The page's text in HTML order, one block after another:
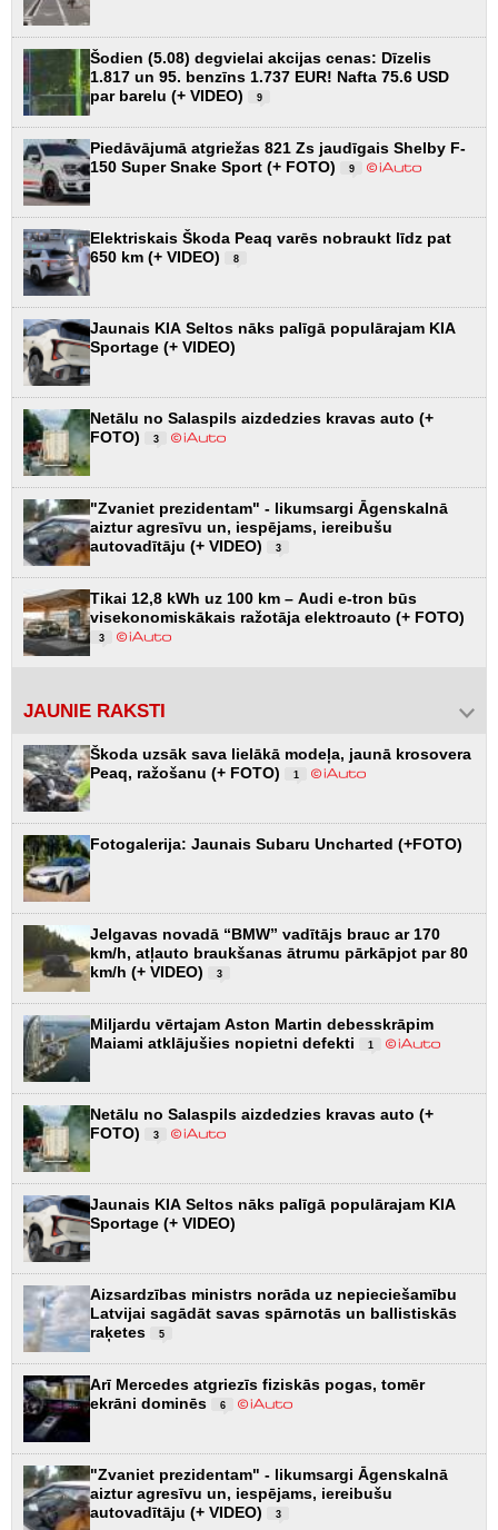
Šodien (5.08) degvielai akcijas cenas: Dīzelis
1.817 un 95. benzīns 1.737 EUR! Nafta 75.6 USD
par barelu (+ VIDEO)
9
Piedāvājumā atgriežas 821 Zs jaudīgais Shelby F-
150 Super Snake Sport (+ FOTO)
9
Elektriskais Škoda Peaq varēs nobraukt līdz pat
650 km (+ VIDEO)
8
Jaunais KIA Seltos nāks palīgā populārajam KIA
Sportage (+ VIDEO)
Netālu no Salaspils aizdedzies kravas auto (+
FOTO)
3
"Zvaniet prezidentam" - likumsargi Āgenskalnā
aiztur agresīvu un, iespējams, iereibušu
autovadītāju (+ VIDEO)
3
Tikai 12,8 kWh uz 100 km – Audi e-tron būs
visekonomiskākais ražotāja elektroauto (+ FOTO)
3
JAUNIE RAKSTI
Škoda uzsāk sava lielākā modeļa, jaunā krosovera
Peaq, ražošanu (+ FOTO)
1
Fotogalerija: Jaunais Subaru Uncharted (+FOTO)
Jelgavas novadā “BMW” vadītājs brauc ar 170
km/h, atļauto braukšanas ātrumu pārkāpjot par 80
km/h (+ VIDEO)
3
Miljardu vērtajam Aston Martin debesskrāpim
Maiami atklājušies nopietni defekti
1
Netālu no Salaspils aizdedzies kravas auto (+
FOTO)
3
Jaunais KIA Seltos nāks palīgā populārajam KIA
Sportage (+ VIDEO)
Aizsardzības ministrs norāda uz nepieciešamību
Latvijai sagādāt savas spārnotās un ballistiskās
raķetes
5
Arī Mercedes atgriezīs fiziskās pogas, tomēr
ekrāni dominēs
6
"Zvaniet prezidentam" - likumsargi Āgenskalnā
aiztur agresīvu un, iespējams, iereibušu
autovadītāju (+ VIDEO)
3